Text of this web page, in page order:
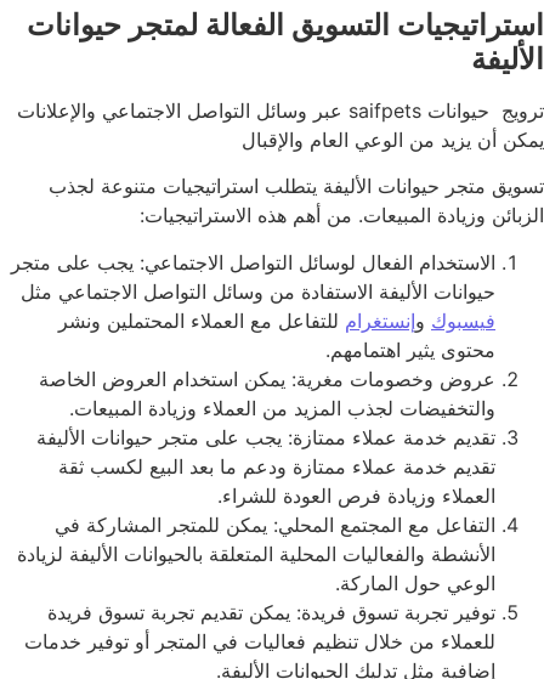
استراتيجيات التسويق الفعالة لمتجر حيوانات
الأليفة
ترويج حيوانات saifpets عبر وسائل التواصل الاجتماعي والإعلانات
يمكن أن يزيد من الوعي العام والإقبال
تسويق متجر حيوانات الأليفة يتطلب استراتيجيات متنوعة لجذب
الزبائن وزيادة المبيعات. من أهم هذه الاستراتيجيات:
الاستخدام الفعال لوسائل التواصل الاجتماعي: يجب على متجر
حيوانات الأليفة الاستفادة من وسائل التواصل الاجتماعي مثل
فيسبوك وإنستغرام للتفاعل مع العملاء المحتملين ونشر
محتوى يثير اهتمامهم.
عروض وخصومات مغرية: يمكن استخدام العروض الخاصة
والتخفيضات لجذب المزيد من العملاء وزيادة المبيعات.
تقديم خدمة عملاء ممتازة: يجب على متجر حيوانات الأليفة
تقديم خدمة عملاء ممتازة ودعم ما بعد البيع لكسب ثقة
العملاء وزيادة فرص العودة للشراء.
التفاعل مع المجتمع المحلي: يمكن للمتجر المشاركة في
الأنشطة والفعاليات المحلية المتعلقة بالحيوانات الأليفة لزيادة
الوعي حول الماركة.
توفير تجربة تسوق فريدة: يمكن تقديم تجربة تسوق فريدة
للعملاء من خلال تنظيم فعاليات في المتجر أو توفير خدمات
إضافية مثل تدليك الحيوانات الأليفة.